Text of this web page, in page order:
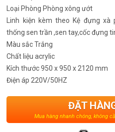
Loại Phòng Phòng xông ướt
Linh kiện kèm theo Kệ đựng xà
thống sen trần ,sen tay,cốc đựng
Màu sắc Trắng
Chất liệu acrylic
Kích thước 950 x 950 x 2120 mm
Điện áp 220V/50HZ
ĐẶT
Mua hàng nhanh chóng, không